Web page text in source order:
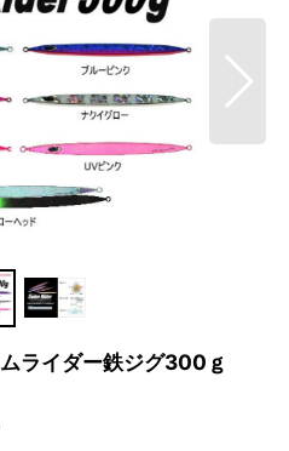
ライダー鉄ジグ300ｇ